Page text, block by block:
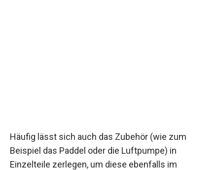
Häufig lässt sich auch das Zubehör (wie zum
Beispiel das Paddel oder die Luftpumpe) in
Einzelteile zerlegen, um diese ebenfalls im